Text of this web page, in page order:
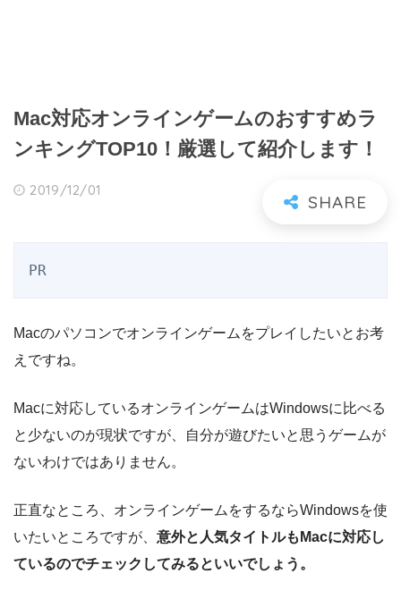
Mac対応オンラインゲームのおすすめラ
ンキングTOP10！厳選して紹介します！
2019/12/01
PR
Macのパソコンでオンラインゲームをプレイしたいとお考
えですね。
Macに対応しているオンラインゲームはWindowsに比べる
と少ないのが現状ですが、自分が遊びたいと思うゲームが
ないわけではありません。
正直なところ、オンラインゲームをするならWindowsを使
いたいところですが、 意外と人気タイトルもMacに対応し
ているのでチェックしてみるといいでしょう。